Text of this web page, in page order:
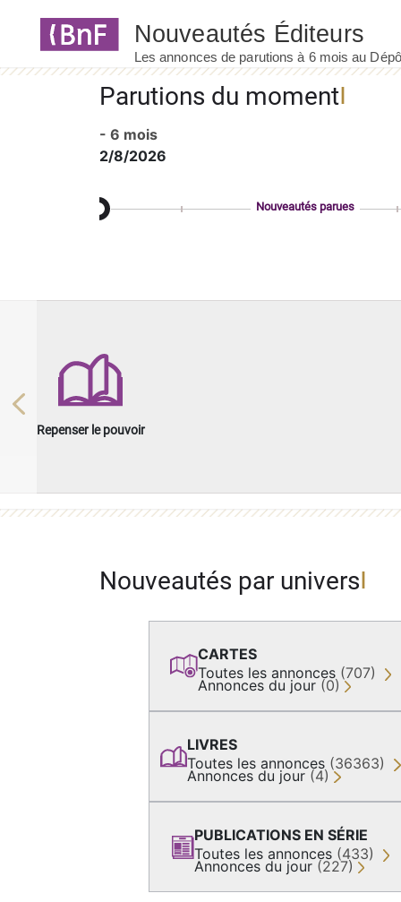
Parutions du moment
- 6 mois
2/8/2026
Nouveautés parues
Repenser le pouvoir
Previous
Nouveautés par univers
CARTES
Toutes les annonces (707)
Annonces du jour (0)
LIVRES
Toutes les annonces (36363)
Annonces du jour (4)
PUBLICATIONS EN SÉRIE
Toutes les annonces (433)
Annonces du jour (227)